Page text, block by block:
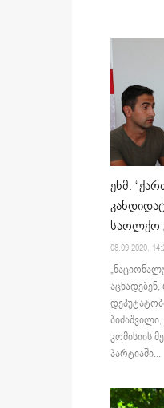
ენმ:
საოლქო
08.09.2020.
კომისიის
პარტიაში...